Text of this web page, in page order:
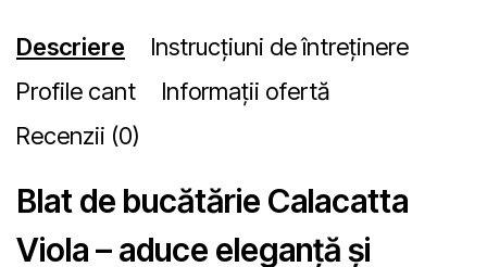
Descriere
Instrucțiuni de întreținere
Profile cant
Informații ofertă
Recenzii (0)
Blat de bucătărie Calacatta
Viola – aduce eleganță și